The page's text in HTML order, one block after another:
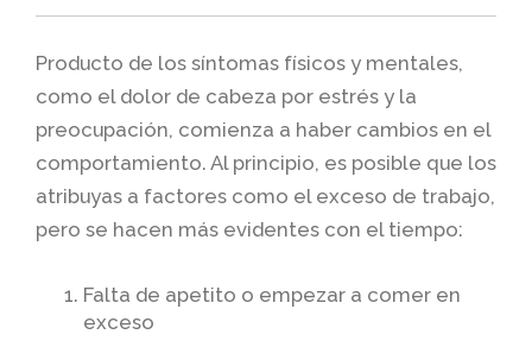
Producto de los síntomas físicos y mentales,
como el dolor de cabeza por estrés y la
preocupación, comienza a haber cambios en el
comportamiento. Al principio, es posible que los
atribuyas a factores como el exceso de trabajo,
pero se hacen más evidentes con el tiempo:
Falta de apetito o empezar a comer en
exceso